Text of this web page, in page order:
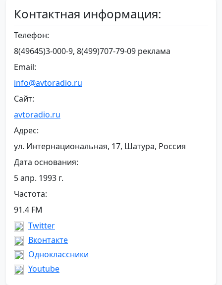
Контактная информация:
Телефон:
8(49645)3-000-9, 8(499)707-79-09 реклама
Email:
info@avtoradio.ru
Сайт:
avtoradio.ru
Адрес:
ул. Интернациональная, 17, Шатура, Россия
Дата основания:
5 апр. 1993 г.
Частота:
91.4 FM
Twitter
Вконтакте
Одноклассники
Youtube